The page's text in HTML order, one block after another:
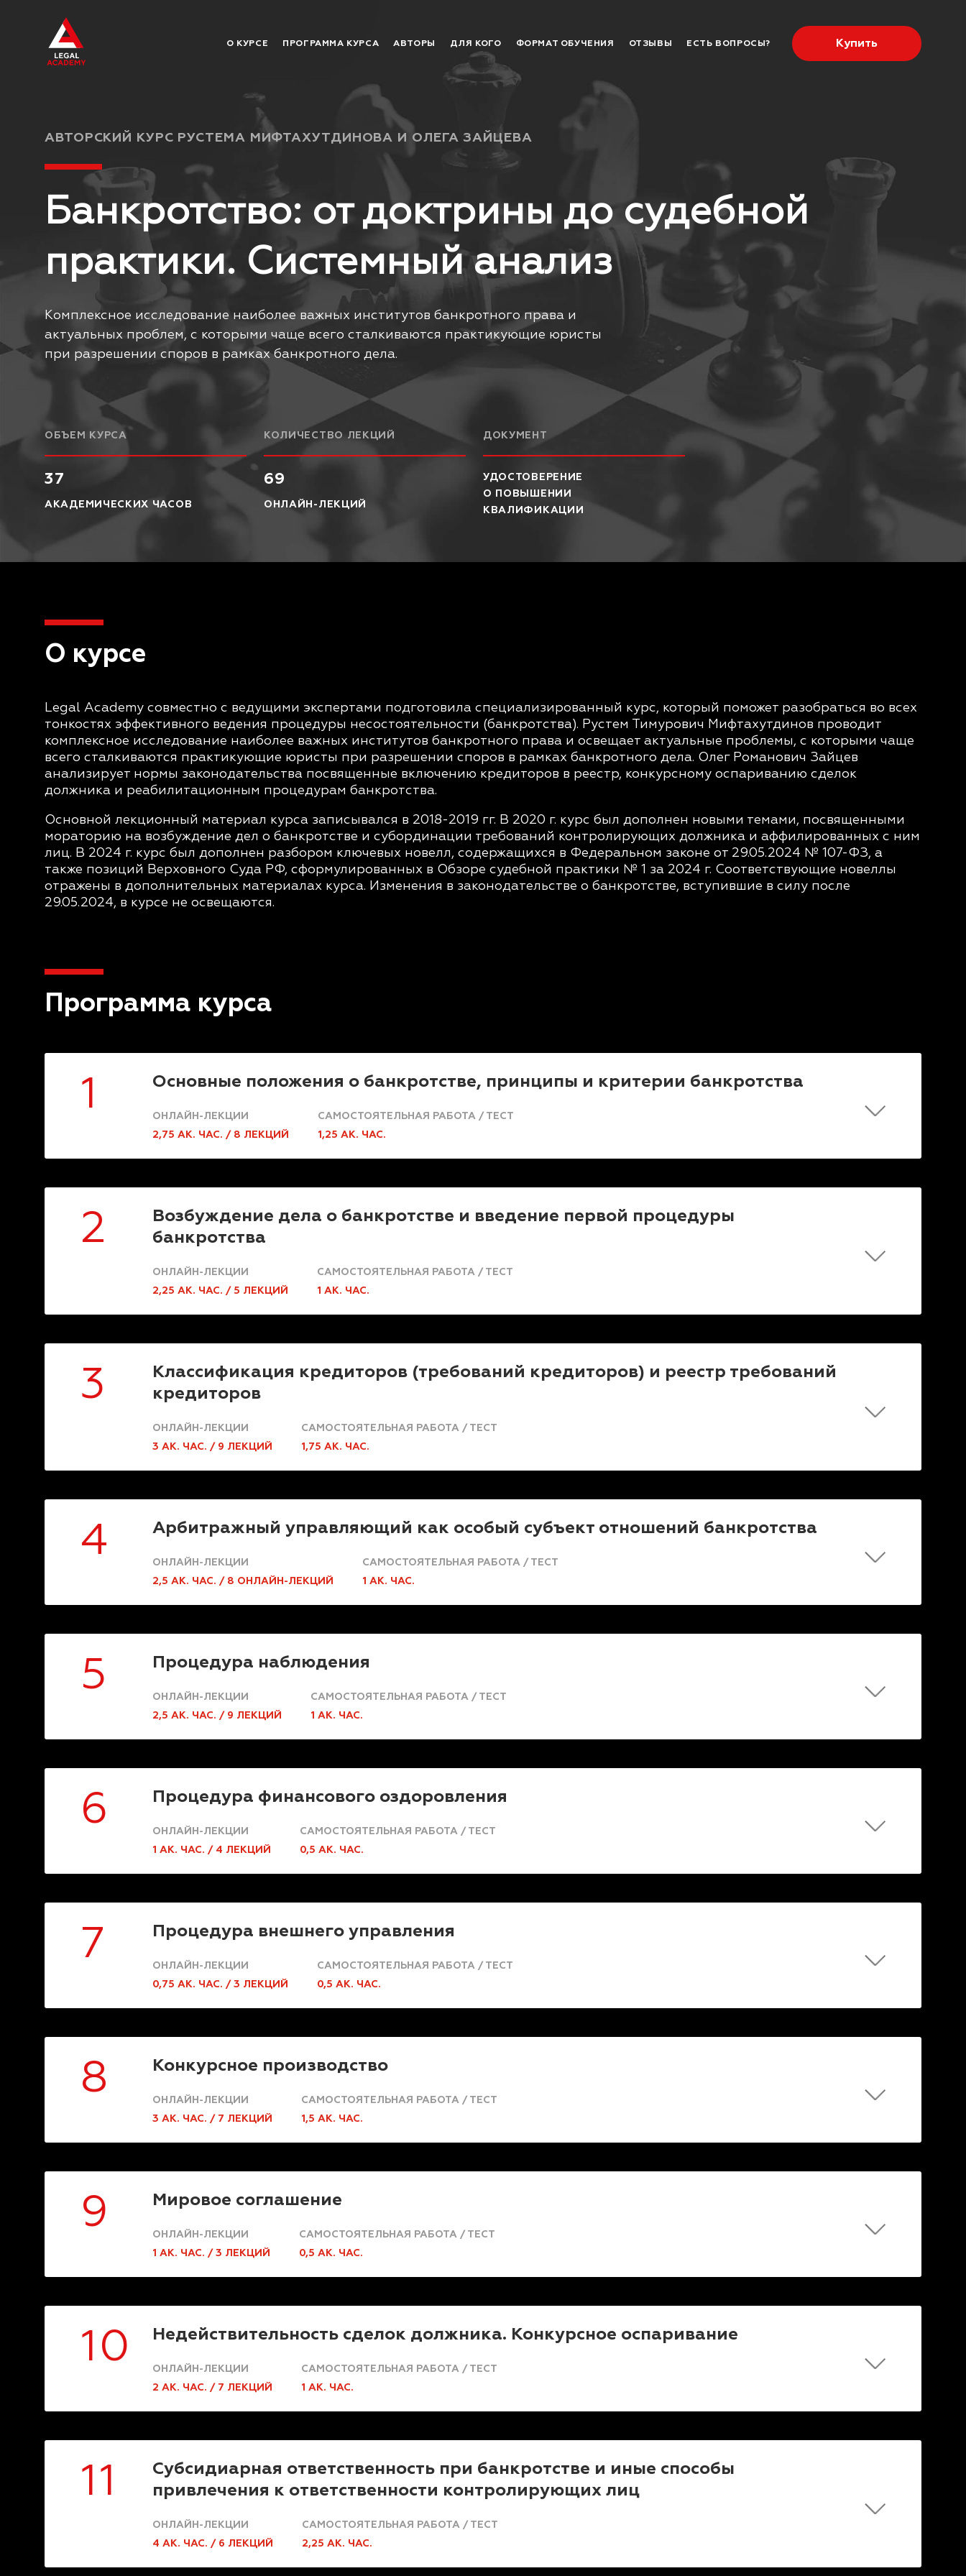
О КУРСЕ ПРОГРАММА КУРСА АВТОРЫ ДЛЯ КОГО ФОРМАТ ОБУЧЕНИЯ ОТЗЫВЫ ЕСТЬ ВОПРОСЫ? Купить
АВТОРСКИЙ КУРС РУСТЕМА МИФТАХУТДИНОВА И ОЛЕГА ЗАЙЦЕВА
Банкротство: от доктрины до судебной
практики. Системный анализ
Комплексное исследование наиболее важных институтов банкротного права и
актуальных проблем, с которыми чаще всего сталкиваются практикующие юристы
при разрешении споров в рамках банкротного дела.
ОБЪЕМ КУРСА
37
АКАДЕМИЧЕСКИХ ЧАСОВ
КОЛИЧЕСТВО ЛЕКЦИЙ
69
ОНЛАЙН-ЛЕКЦИЙ
ДОКУМЕНТ
УДОСТОВЕРЕНИЕ
О ПОВЫШЕНИИ
КВАЛИФИКАЦИИ
О курсе
Legal Academy совместно с ведущими экспертами подготовила специализированный курс, который поможет разобраться во всех
тонкостях эффективного ведения процедуры несостоятельности (банкротства). Рустем Тимурович Мифтахутдинов проводит
комплексное исследование наиболее важных институтов банкротного права и освещает актуальные проблемы, с которыми чаще
всего сталкиваются практикующие юристы при разрешении споров в рамках банкротного дела. Олег Романович Зайцев
анализирует нормы законодательства посвященные включению кредиторов в реестр, конкурсному оспариванию сделок
должника и реабилитационным процедурам банкротства.
Основной лекционный материал курса записывался в 2018-2019 гг. В 2020 г. курс был дополнен новыми темами, посвященными
мораторию на возбуждение дел о банкротстве и субординации требований контролирующих должника и аффилированных с ним
лиц. В 2024 г. курс был дополнен разбором ключевых новелл, содержащихся в Федеральном законе от 29.05.2024 № 107-ФЗ, а
также позиций Верховного Суда РФ, сформулированных в Обзоре судебной практики № 1 за 2024 г. Соответствующие новеллы
отражены в дополнительных материалах курса. Изменения в законодательстве о банкротстве, вступившие в силу после
29.05.2024, в курсе не освещаются.
Программа курса
1 Основные положения о банкротстве, принципы и критерии банкротства
ОНЛАЙН-ЛЕКЦИИ
2,75 АК. ЧАС. / 8 ЛЕКЦИЙ
САМОСТОЯТЕЛЬНАЯ РАБОТА / ТЕСТ
1,25 АК. ЧАС.
2
Возбуждение дела о банкротстве и введение первой процедуры
банкротства
ОНЛАЙН-ЛЕКЦИИ
2,25 АК. ЧАС. / 5 ЛЕКЦИЙ
САМОСТОЯТЕЛЬНАЯ РАБОТА / ТЕСТ
1 АК. ЧАС.
3
Классификация кредиторов (требований кредиторов) и реестр требований
кредиторов
ОНЛАЙН-ЛЕКЦИИ
3 АК. ЧАС. / 9 ЛЕКЦИЙ
САМОСТОЯТЕЛЬНАЯ РАБОТА / ТЕСТ
1,75 АК. ЧАС.
4 Арбитражный управляющий как особый субъект отношений банкротства
ОНЛАЙН-ЛЕКЦИИ
2,5 АК. ЧАС. / 8 ОНЛАЙН-ЛЕКЦИЙ
САМОСТОЯТЕЛЬНАЯ РАБОТА / ТЕСТ
1 АК. ЧАС.
5 Процедура наблюдения
ОНЛАЙН-ЛЕКЦИИ
2,5 АК. ЧАС. / 9 ЛЕКЦИЙ
САМОСТОЯТЕЛЬНАЯ РАБОТА / ТЕСТ
1 АК. ЧАС.
6 Процедура финансового оздоровления
ОНЛАЙН-ЛЕКЦИИ
1 АК. ЧАС. / 4 ЛЕКЦИЙ
САМОСТОЯТЕЛЬНАЯ РАБОТА / ТЕСТ
0,5 АК. ЧАС.
7 Процедура внешнего управления
ОНЛАЙН-ЛЕКЦИИ
0,75 АК. ЧАС. / 3 ЛЕКЦИЙ
САМОСТОЯТЕЛЬНАЯ РАБОТА / ТЕСТ
0,5 АК. ЧАС.
8 Конкурсное производство
ОНЛАЙН-ЛЕКЦИИ
3 АК. ЧАС. / 7 ЛЕКЦИЙ
САМОСТОЯТЕЛЬНАЯ РАБОТА / ТЕСТ
1,5 АК. ЧАС.
9 Мировое соглашение
ОНЛАЙН-ЛЕКЦИИ
1 АК. ЧАС. / 3 ЛЕКЦИЙ
САМОСТОЯТЕЛЬНАЯ РАБОТА / ТЕСТ
0,5 АК. ЧАС.
10 Недействительность сделок должника. Конкурсное оспаривание
ОНЛАЙН-ЛЕКЦИИ
2 АК. ЧАС. / 7 ЛЕКЦИЙ
САМОСТОЯТЕЛЬНАЯ РАБОТА / ТЕСТ
1 АК. ЧАС.
11
Субсидиарная ответственность при банкротстве и иные способы
привлечения к ответственности контролирующих лиц
ОНЛАЙН-ЛЕКЦИИ
4 АК. ЧАС. / 6 ЛЕКЦИЙ
САМОСТОЯТЕЛЬНАЯ РАБОТА / ТЕСТ
2,25 АК. ЧАС.